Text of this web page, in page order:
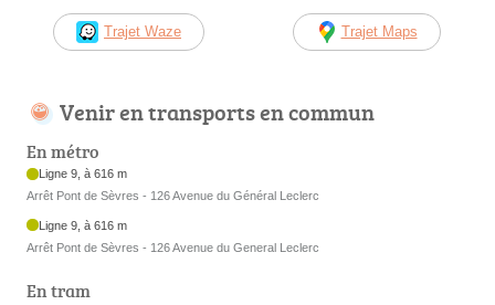
Trajet Waze Trajet Maps
Venir en transports en commun
En métro
Ligne 9, à 616 m
Arrêt Pont de Sèvres - 126 Avenue du Général Leclerc
Ligne 9, à 616 m
Arrêt Pont de Sèvres - 126 Avenue du General Leclerc
En tram